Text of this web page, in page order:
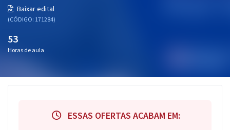
Atendimento
Baixar edital
(CÓDIGO: 171284)
53
Horas de aula
ESSAS OFERTAS ACABAM EM: